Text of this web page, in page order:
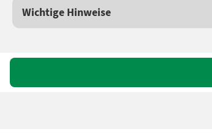
Wichtige Hinweise